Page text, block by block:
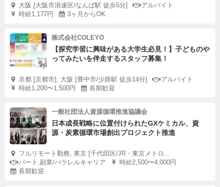
大阪 [大阪市浪速区/なんば駅 徒歩5分]
アルバイト
時給1,177円
3ヶ月からOK
株式会社COLEYO
【探究学習に興味がある大学生必見！】子どものや
ってみたいを伴走するスタッフ募集！
京都 [京都市], 大阪 [豊中市/少路駅 徒歩14分]
アルバイト
時給1,200〜1,500円
長期歓迎
一般社団法人資源循環推進協議会
日本成長戦略に位置付けられたGXケミカル、資
源・炭素循環市場創出プロジェクト推進
フルリモート勤務, 東京 [千代田区/JR・東京メトロ...
パート,副業/パラレルキャリア
時給2,500〜4,000円
長期歓迎